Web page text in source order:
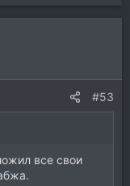
#53
все свои